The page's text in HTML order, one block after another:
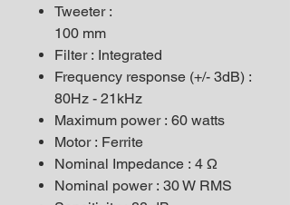
Tweeter :
100 mm
Filter : Integrated
Frequency response (+/- 3dB) :
80Hz - 21kHz
Maximum power : 60 watts
Motor : Ferrite
Nominal Impedance : 4 Ω
Nominal power : 30 W RMS